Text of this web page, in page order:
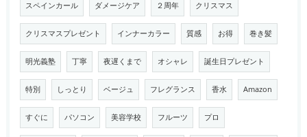
スペインカール ダメージケア ２周年 クリスマス
クリスマスプレゼント インナーカラー 質感 お得 巻き髪
明光義塾 丁寧 夜遅くまで オシャレ 誕生日プレゼント
特別 しっとり ベージュ フレグランス 香水 Amazon
すぐに パソコン 美容学校 フルーツ プロ